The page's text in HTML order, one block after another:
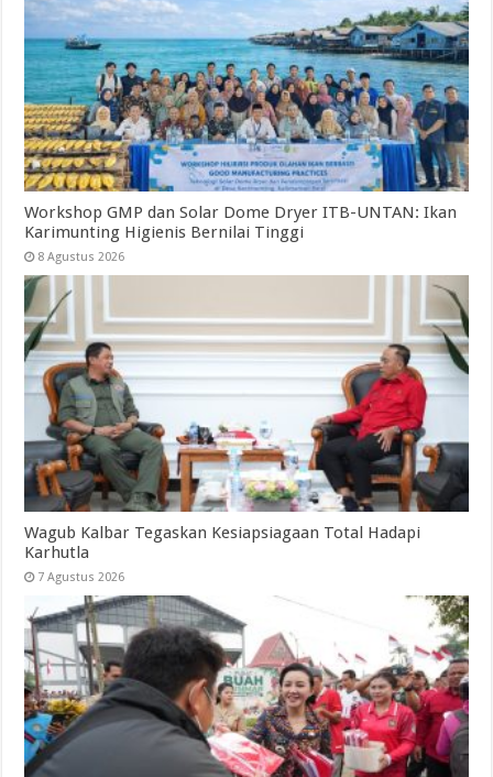
Workshop GMP dan Solar Dome Dryer ITB-UNTAN: Ikan
Karimunting Higienis Bernilai Tinggi
8 Agustus 2026
Wagub Kalbar Tegaskan Kesiapsiagaan Total Hadapi
Karhutla
7 Agustus 2026